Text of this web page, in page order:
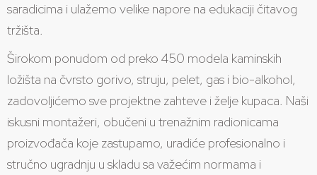
saradicima i ulažemo velike napore na edukaciji čitavog
tržišta.
Širokom ponudom od preko 450 modela kaminskih
ložišta na čvrsto gorivo, struju, pelet, gas i bio-alkohol,
zadovoljićemo sve projektne zahteve i želje kupaca. Naši
iskusni montažeri, obučeni u trenažnim radionicama
proizvođača koje zastupamo, uradiće profesionalno i
stručno ugradnju u skladu sa važećim normama i